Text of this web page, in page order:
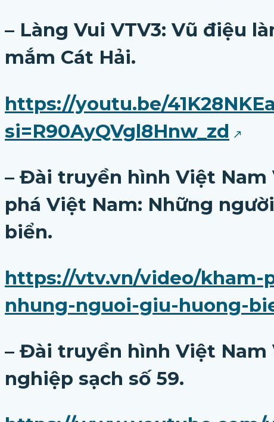
– Làng Vui VTV3: Vũ điệu
mắm Cát Hải.
https://youtu.be/
si=R90AyQVgl8Hnw_zd
– Đài truyền hình Việt Nam
phá Việt Nam: Những
biển.
https://vtv.vn/video/kham-
nhung-nguoi-giu-huong-
– Đài truyền hình Việt Nam
nghiệp sạch số 59.